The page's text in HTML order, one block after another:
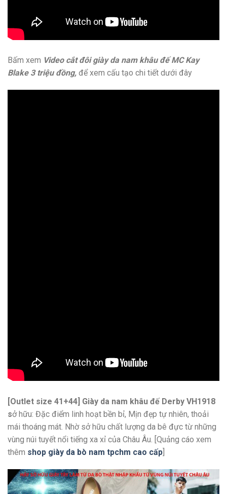
Bấm xem Video cắt đôi giày da nam khâu đế MC Kay
Blake 3 triệu đồng, để xem cấu tạo chi tiết dưới đây
[Outlet size 41+44] Giày da nam khâu đế Derby VH1918
sở hữu: Đặc điểm linh hoạt bền bỉ, Mịn đẹp tự nhiên, thoải
mái thoáng mát. Nhờ sở hữu chất lượng da bê đực từ những
vùng núi tuyết nổi tiếng xa xỉ của Châu Âu. [Quảng cáo xem
thêm shop giày da bò nam tpchm cao cấp